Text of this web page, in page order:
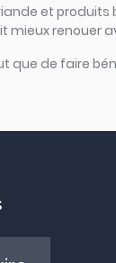
et
renouer
que de faire